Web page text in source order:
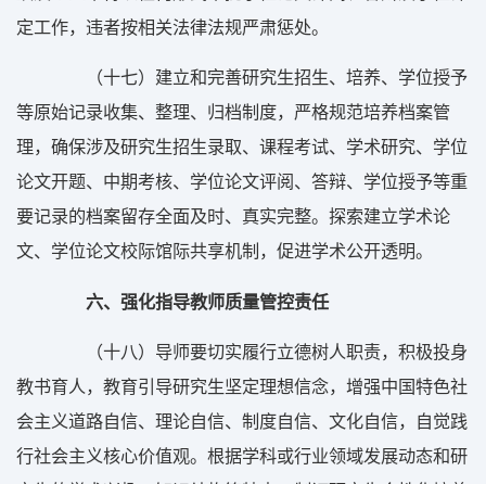
定工作，违者按相关法律法规严肃惩处。
（十七）建立和完善研究生招生、培养、学位授予
等原始记录收集、整理、归档制度，严格规范培养档案管
理，确保涉及研究生招生录取、课程考试、学术研究、学位
论文开题、中期考核、学位论文评阅、答辩、学位授予等重
要记录的档案留存全面及时、真实完整。探索建立学术论
文、学位论文校际馆际共享机制，促进学术公开透明。
六、强化指导教师质量管控责任
（十八）导师要切实履行立德树人职责，积极投身
教书育人，教育引导研究生坚定理想信念，增强中国特色社
会主义道路自信、理论自信、制度自信、文化自信，自觉践
行社会主义核心价值观。根据学科或行业领域发展动态和研